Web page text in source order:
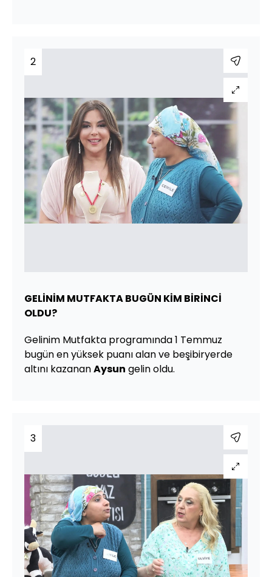
2
GELİNİM MUTFAKTA BUGÜN KİM BİRİNCİ
OLDU?
Gelinim Mutfakta programında 1 Temmuz
bugün en yüksek puanı alan ve beşibiryerde
altını kazananAysun gelin oldu.
3